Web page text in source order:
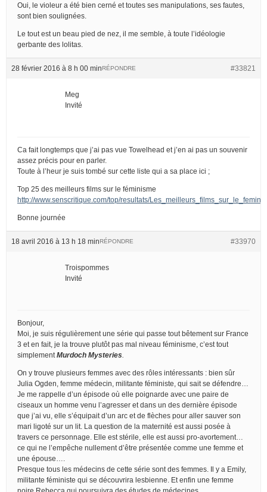
Oui, le violeur a été bien cerné et toutes ses manipulations, ses fautes,
sont bien soulignées.
Le tout est un beau pied de nez, il me semble, à toute l’idéologie
gerbante des lolitas.
28 février 2016 à 8 h 00 min #33821
RÉPONDRE
Meg
Invité
Ca fait longtemps que j’ai pas vue Towelhead et j’en ai pas un souvenir
assez précis pour en parler.
Toute à l’heur je suis tombé sur cette liste qui a sa place ici ;
Top 25 des meilleurs films sur le féminisme
http://www.senscritique.com/top/resultats/
Bonne journée
18 avril 2016 à 13 h 18 min #33970
RÉPONDRE
Troispommes
Invité
Bonjour,
Moi, je suis régulièrement une série qui passe tout bêtement sur France
3 et en fait, je la trouve plutôt pas mal niveau féminisme, c’est tout
simplement Murdoch Mysteries
On y trouve plusieurs femmes avec des rôles intéressants : bien sûr
Julia Ogden, femme médecin, militante féministe, qui sait se défendre…
Je me rappelle d’un épisode où elle poignarde avec une paire de
ciseaux un homme venu l’agresser et dans un des dernière épisode
que j’ai vu, elle s’équipait d’un arc et de flèches pour aller sauver son
mari ligoté sur un lit. La question de la maternité est aussi posée à
travers ce personnage. Elle est stérile, elle est aussi pro-avortement…
ce qui ne l’empêche nullement d’être présentée comme une femme et
une épouse….
Presque tous les médecins de cette série sont des femmes. Il y a Emily,
militante féministe qui se découvrira lesbienne. Et enfin une femme